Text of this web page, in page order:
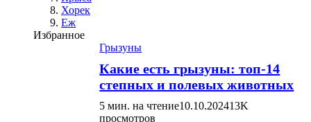
Хорек
Еж
Избранное
Грызуны
Какие есть грызуны: топ-14
степных и полевых животных
5 мин. на чтение10.10.202413K
просмотров